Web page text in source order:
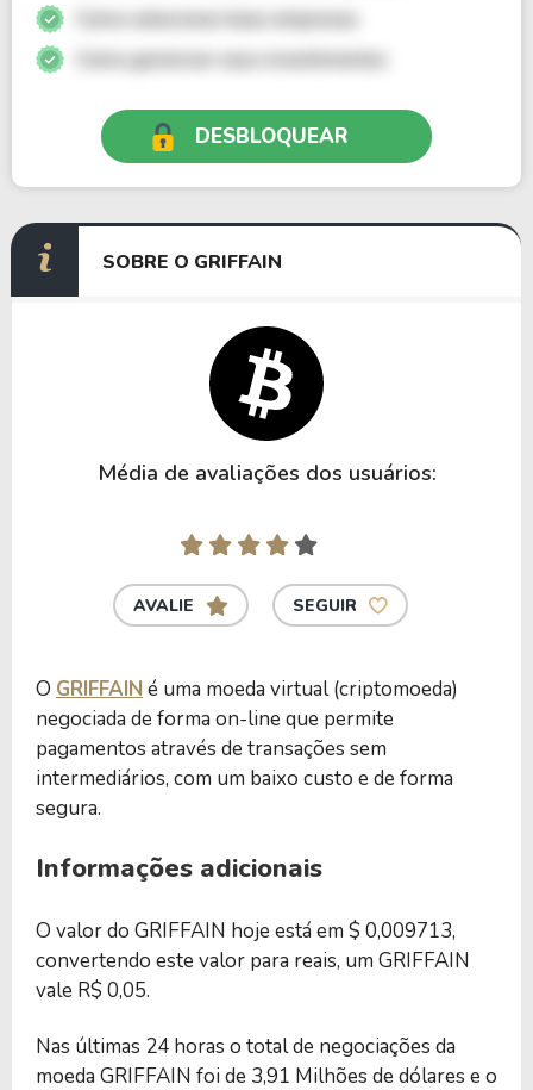
Como selecionar boas empresas
Como gerenciar seus investimentos
DESBLOQUEAR
SOBRE O GRIFFAIN
Média de avaliações dos usuários:
AVALIE SEGUIR
O GRIFFAIN é uma moeda virtual (criptomoeda)
negociada de forma on-line que permite
pagamentos através de transações sem
intermediários, com um baixo custo e de forma
segura.
Informações adicionais
O valor do GRIFFAIN hoje está em $ 0,009713,
convertendo este valor para reais, um GRIFFAIN
vale R$ 0,05.
Nas últimas 24 horas o total de negociações da
moeda GRIFFAIN foi de 3,91 Milhões de dólares e o